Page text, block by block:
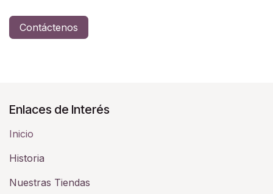
Contáctenos
Enlaces de Interés
Inicio
Historia​
Nuestras Tiendas